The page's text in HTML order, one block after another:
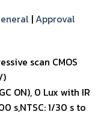
|Approval
scan CMOS
ON), 0 Lux with IR
s,NTSC: 1/30 s to